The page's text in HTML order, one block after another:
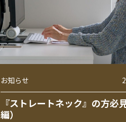
お知らせ
『ストレートネック』の方必
編）